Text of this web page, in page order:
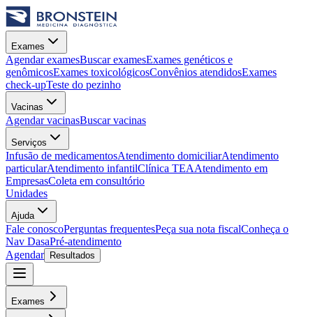
Exames
Agendar examesBuscar examesExames genéticos e
genômicosExames toxicológicosConvênios atendidosExames
check-upTeste do pezinho
Vacinas
Agendar vacinasBuscar vacinas
Serviços
Infusão de medicamentosAtendimento domiciliarAtendimento
particularAtendimento infantilClínica TEAAtendimento em
EmpresasColeta em consultório
Unidades
Ajuda
Fale conoscoPerguntas frequentesPeça sua nota fiscalConheça o
Nav DasaPré-atendimento
Agendar
Resultados
Exames